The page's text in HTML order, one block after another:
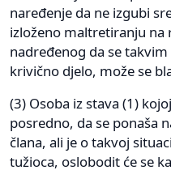
naređenje da ne izgubi
izloženo maltretiranju na
nadređenog da se
krivično djelo, može se
(3) Osoba iz stava (1)
posredno, da se ponaša
člana, ali je o takvoj
tužioca, oslobodit će se